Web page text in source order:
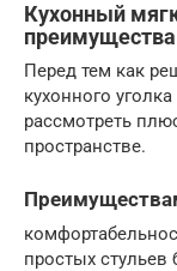
Кухонный
Перед тем как
кухонного
рассмотреть
пространстве.
простых стульев